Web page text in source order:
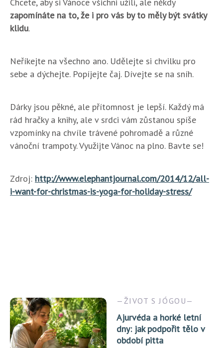
zapomínáte na to, že i pro vás by to měly být svátky
klidu.
Neříkejte na všechno ano. Udělejte si chvilku pro
sebe a dýchejte. Popíjejte čaj. Dívejte se na sníh.
Dárky jsou pěkné, ale přítomnost je lepší. Každý má
rád hračky a knihy, ale v srdci vám zůstanou spíše
vzpomínky na chvíle trávené pohromadě a různé
vánoční trampoty. Využijte Vánoc na plno. Bavte se!
Zdroj: http://www.elephantjournal.com/2014/12/all-
i-want-for-christmas-is-yoga-for-holiday-stress/
ŽIVOT S JÓGOU
Ajurvéda a horké letní
dny: jak podpořit tělo v
období pitta